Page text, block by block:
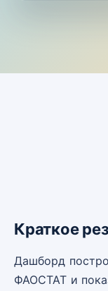
Краткое
Дашборд
ФАОСТАТ и